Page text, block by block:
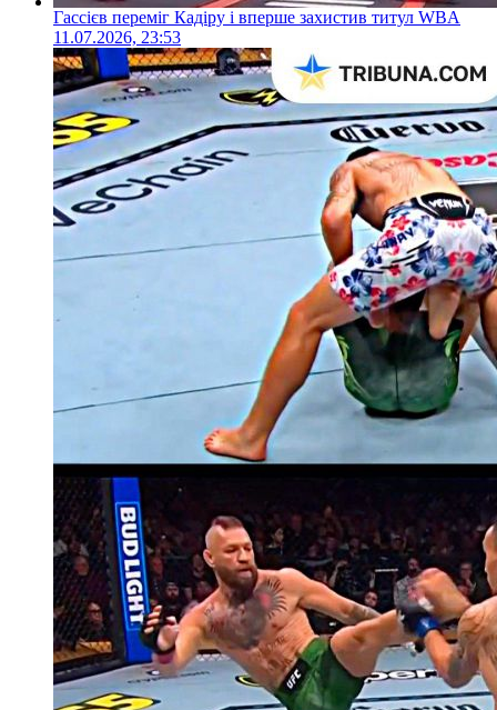
Гассієв переміг Кадіру і вперше захистив титул WBA
11.07.2026, 23:53